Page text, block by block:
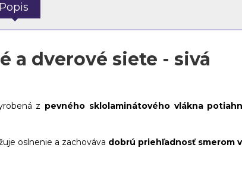
Popis
a dverové siete - sivá
z pevného sklolaminátového vlákna
oslnenie a zachováva dobrú priehľadnosť smerom